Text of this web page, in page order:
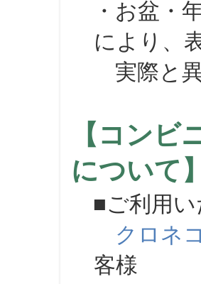
・お盆・
により、
実際と異
【コンビ
について
■ご利用い
クロネ
客様